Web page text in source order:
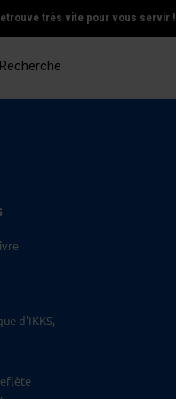
très vite pour vous servir !
d'IKKS,